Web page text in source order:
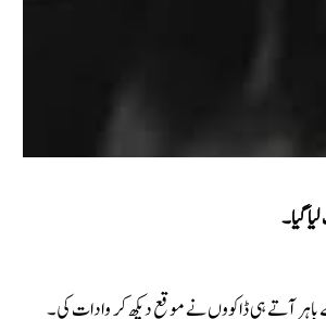
آتے ہی ڈاکووں نے موقع دیکھ کر وادات کی۔